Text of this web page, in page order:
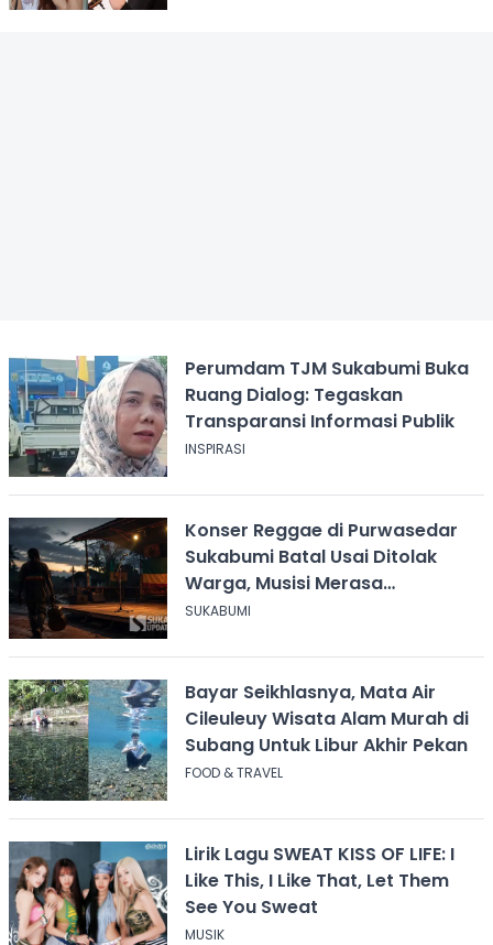
Perumdam TJM Sukabumi Buka
Ruang Dialog: Tegaskan
Transparansi Informasi Publik
INSPIRASI
Konser Reggae di Purwasedar
Sukabumi Batal Usai Ditolak
Warga, Musisi Merasa
Didiskreditkan
SUKABUMI
Bayar Seikhlasnya, Mata Air
Cileuleuy Wisata Alam Murah di
Subang Untuk Libur Akhir Pekan
FOOD & TRAVEL
Lirik Lagu SWEAT KISS OF LIFE: I
Like This, I Like That, Let Them
See You Sweat
MUSIK